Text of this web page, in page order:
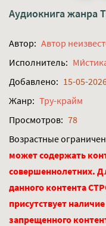
Аудиокнига жанра
Автор: Автор
Исполнитель:
Добавлено: 15-05-
Жанр: Тру-крайм
Просмотров: 78
Возрастные
может содержать
совершеннолетних.
данного контента
присутствует
запрещенного